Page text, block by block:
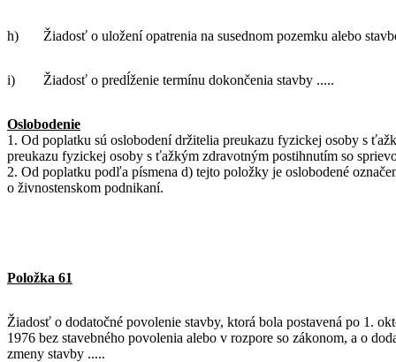
h) Žiadosť o uložení opatrenia na susednom pozemku alebo
i) Žiadosť o predĺženie termínu dokončenia stavby .....
Oslobodenie
1. Od poplatku sú oslobodení držitelia preukazu fyzickej osoby s
preukazu fyzickej osoby s ťažkým zdravotným postihnutím so
2. Od poplatku podľa písmena d) tejto položky je oslobodené
o živnostenskom podnikaní.
Položka 61
Žiadosť o dodatočné povolenie stavby, ktorá bola postavená po 1.
1976 bez stavebného povolenia alebo v rozpore so zákonom, a o
zmeny stavby .....